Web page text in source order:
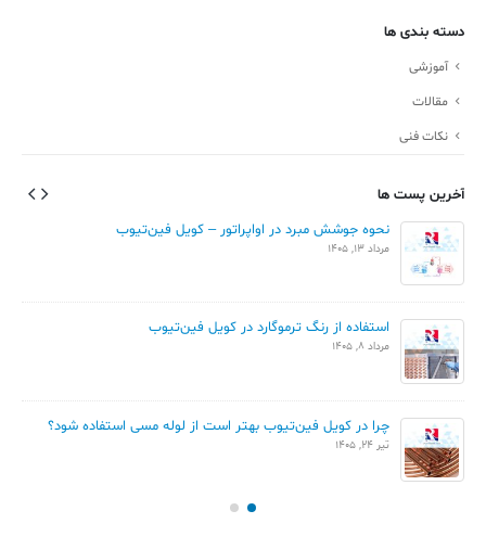
دسته بندی ها
آموزشی
مقالات
نکات فنی
آخرین پست ها
نحوه جوشش مبرد در اواپراتور – کویل فین‌تیوب
مرداد 13, 1405
استفاده از رنگ ترموگارد در کویل فین‌تیوب
مرداد 8, 1405
چرا در کویل فین‌تیوب بهتر است از لوله مسی استفاده شود؟
تیر 24, 1405